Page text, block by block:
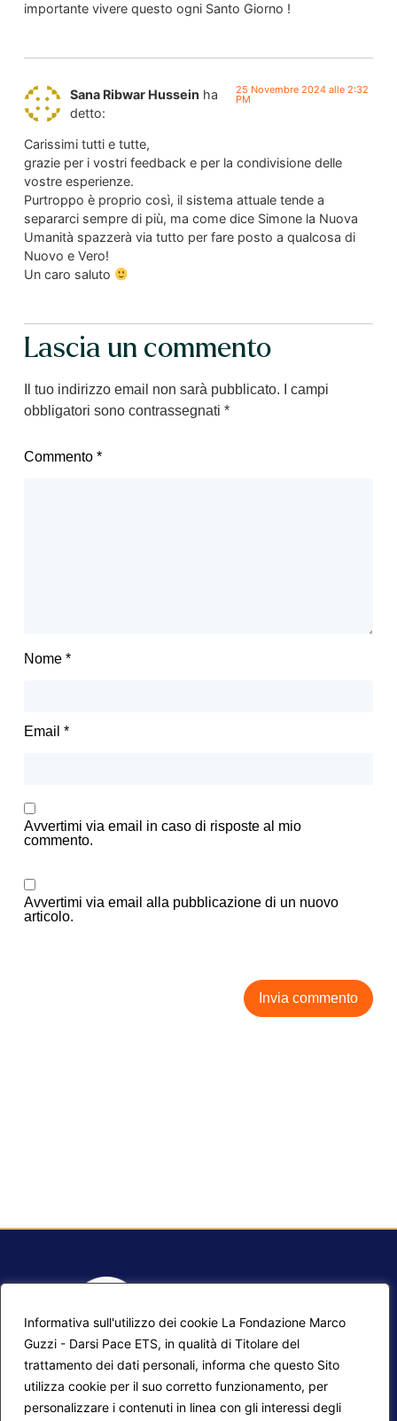
Informativa sull'utilizzo dei cookie La Fondazione Marco
Guzzi - Darsi Pace ETS, in qualità di Titolare del
trattamento dei dati personali, informa che questo Sito
utilizza cookie per il suo corretto funzionamento, per
personalizzare i contenuti in linea con gli interessi degli
importante vivere questo ogni Santo Giorno !
Sana Ribwar Hussein ha
detto:
25 Novembre 2024 alle 2:32
PM
Carissimi tutti e tutte,
grazie per i vostri feedback e per la condivisione delle
vostre esperienze.
Purtroppo è proprio così, il sistema attuale tende a
separarci sempre di più, ma come dice Simone la Nuova
Umanità spazzerà via tutto per fare posto a qualcosa di
Nuovo e Vero!
Un caro saluto
Lascia un commento
Il tuo indirizzo email non sarà pubblicato.
I campi
obbligatori sono contrassegnati *
Commento *
Nome *
Email *
Avvertimi via email in caso di risposte al mio
commento.
Avvertimi via email alla pubblicazione di un nuovo
articolo.
Contatti